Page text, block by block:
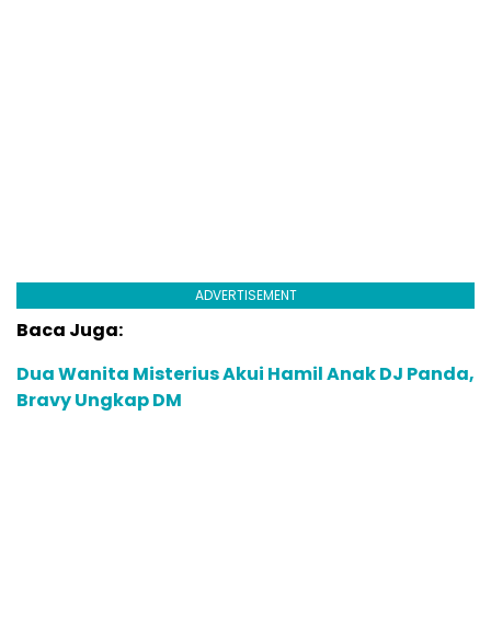
ADVERTISEMENT
Baca Juga:
Dua Wanita Misterius Akui Hamil Anak DJ Panda,
Bravy Ungkap DM